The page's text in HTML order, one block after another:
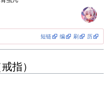
短链 编 刷 历
指）